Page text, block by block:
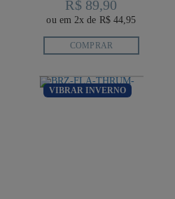
R$ 89,90
ou em 2x de R$ 44,95
COMPRAR
VIBRAR INVERNO